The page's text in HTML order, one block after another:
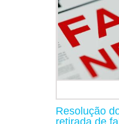
Resolução
retirada de